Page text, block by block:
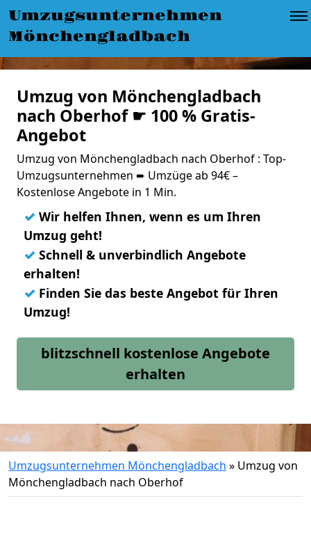
Umzugsunternehmen
Mönchengladbach
Umzug von Mönchengladbach
nach Oberhof ☛ 100 % Gratis-
Angebot
Umzug von Mönchengladbach nach Oberhof : Top-
Umzugsunternehmen ➨ Umzüge ab 94€ –
Kostenlose Angebote in 1 Min.
✓ Wir helfen Ihnen, wenn es um Ihren
Umzug geht!
✓ Schnell & unverbindlich Angebote
erhalten!
✓ Finden Sie das beste Angebot für Ihren
Umzug!
blitzschnell kostenlose Angebote
erhalten
Umzugsunternehmen Mönchengladbach » Umzug von
Mönchengladbach nach Oberhof